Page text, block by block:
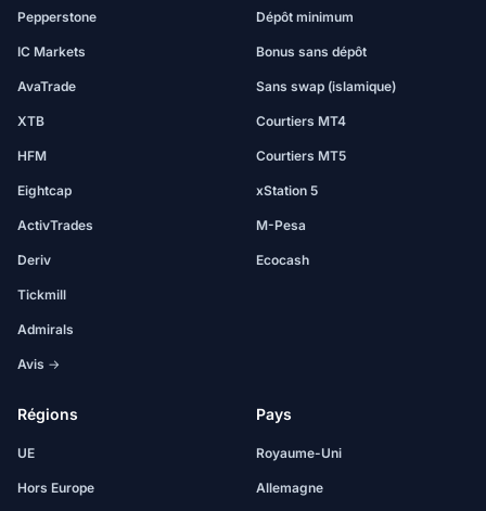
Pepperstone
IC Markets
AvaTrade
XTB
HFM
Eightcap
ActivTrades
Deriv
Tickmill
Admirals
Avis →
Dépôt minimum
Bonus sans dépôt
Sans swap (islamique)
Courtiers MT4
Courtiers MT5
xStation 5
M-Pesa
Ecocash
Régions
UE
Hors Europe
Pays
Royaume-Uni
Allemagne